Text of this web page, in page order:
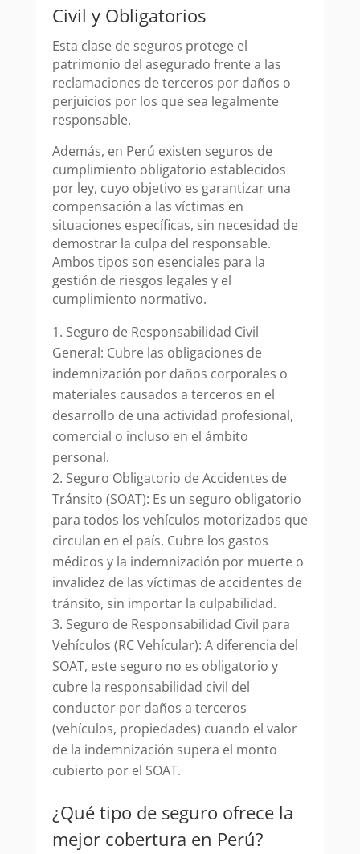
Civil y Obligatorios
Esta clase de seguros protege el
patrimonio del asegurado frente a las
reclamaciones de terceros por daños o
perjuicios por los que sea legalmente
responsable.
Además, en Perú existen seguros de
cumplimiento obligatorio establecidos
por ley, cuyo objetivo es garantizar una
compensación a las víctimas en
situaciones específicas, sin necesidad de
demostrar la culpa del responsable.
Ambos tipos son esenciales para la
gestión de riesgos legales y el
cumplimiento normativo.
Seguro de Responsabilidad Civil
General: Cubre las obligaciones de
indemnización por daños corporales o
materiales causados a terceros en el
desarrollo de una actividad profesional,
comercial o incluso en el ámbito
personal.
Seguro Obligatorio de Accidentes de
Tránsito (SOAT): Es un seguro obligatorio
para todos los vehículos motorizados que
circulan en el país. Cubre los gastos
médicos y la indemnización por muerte o
invalidez de las víctimas de accidentes de
tránsito, sin importar la culpabilidad.
Seguro de Responsabilidad Civil para
Vehículos (RC Vehícular): A diferencia del
SOAT, este seguro no es obligatorio y
cubre la responsabilidad civil del
conductor por daños a terceros
(vehículos, propiedades) cuando el valor
de la indemnización supera el monto
cubierto por el SOAT.
¿Qué tipo de seguro ofrece la
mejor cobertura en Perú?